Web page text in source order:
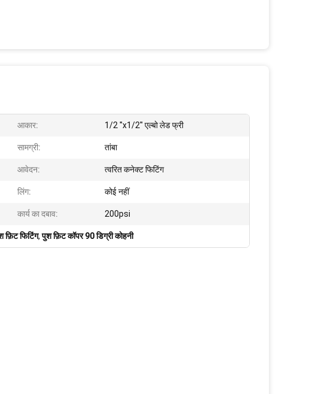
आकार: 1/2 ''x1/2'' एल्बो लेड फ्री
सामग्री: तांबा
आवेदन: त्वरित कनेक्ट फिटिंग
लिंग: कोई नहीं
कार्य का दबाव: 200psi
फ़िट फिटिंग,पुश फ़िट कॉपर 90 डिग्री कोहनी